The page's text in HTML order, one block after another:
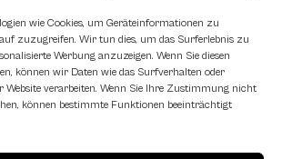
wie Cookies, um Geräteinformationen zu
zuzugreifen. Wir tun dies, um das Surferlebnis zu
Werbung anzuzeigen. Wenn Sie diesen
können wir Daten wie das Surfverhalten oder
Website verarbeiten. Wenn Sie Ihre Zustimmung nicht
können bestimmte Funktionen beeinträchtigt